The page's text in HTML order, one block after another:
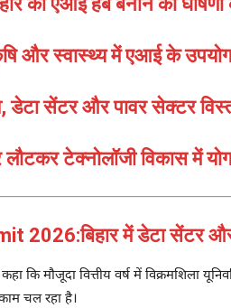
कृषि और स्वास्थ्य में एआई के
डेटा सेंटर और पावर सेक्टर
लौटकर टेक्नोलॉजी विकास में
2026:बिहार में डेटा सेंटर
कि मौजूदा वित्तीय वर्ष मेंविक्रमशिला
चल रहा है।